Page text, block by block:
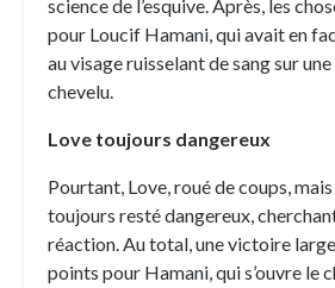
science de l’esquive. Après, les
pour Loucif Hamani, qui avait en
au visage ruisselant de sang sur
chevelu.
Love toujours dangereux
Pourtant, Love, roué de coups,
toujours resté dangereux,
réaction. Au total, une victoire
points pour Hamani, qui s’ouvre le